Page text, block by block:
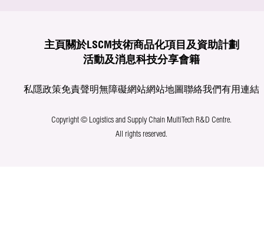
主頁 關於LSCM技術商品化項目及資助計劃
活動及消息科技分享會籍
私隱政策免責聲明無障礙網站網站地圖聯絡我們有用連結
Copyright © Logistics and Supply Chain MultiTech R&D Centre.
All rights reserved.